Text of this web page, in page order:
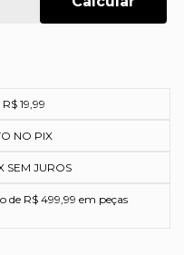
19,99
NO PIX
SEM JUROS
R$ 499,99 em peças